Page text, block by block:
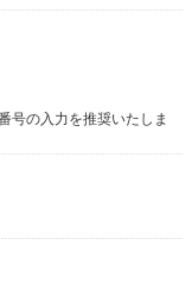
号の入力を推奨いたしま